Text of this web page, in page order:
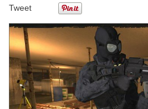
Tweet